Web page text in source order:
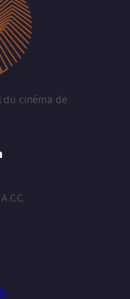
du cinéma de